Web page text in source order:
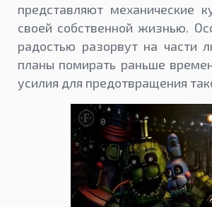
представляют механические
своей собственной жизнью.
радостью разорвут на части
планы помирать раньше
усилия для предотвращения